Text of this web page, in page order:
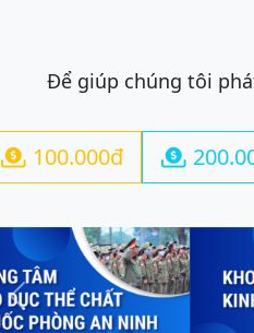
Để giúp chúng tôi
 100.000đ 
Previous